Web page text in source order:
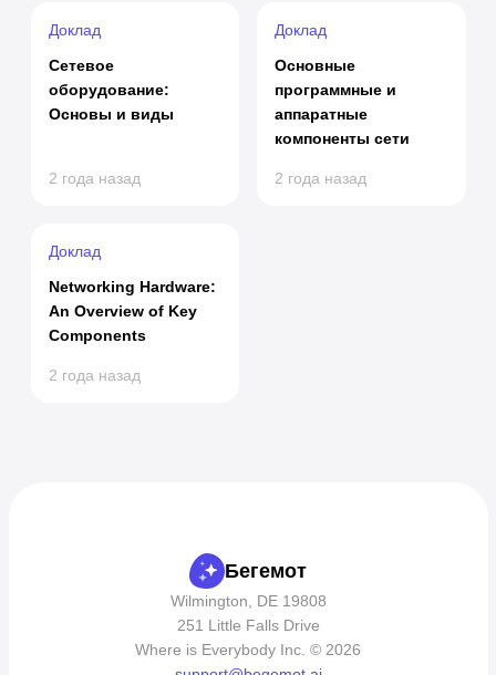
Доклад
Сетевое
оборудование:
Основы и виды
2 года назад
Доклад
Основные
программные и
аппаратные
компоненты сети
2 года назад
Доклад
Networking Hardware:
An Overview of Key
Components
2 года назад
Бегемот
Wilmington, DE 19808
251 Little Falls Drive
Where is Everybody Inc. © 2026